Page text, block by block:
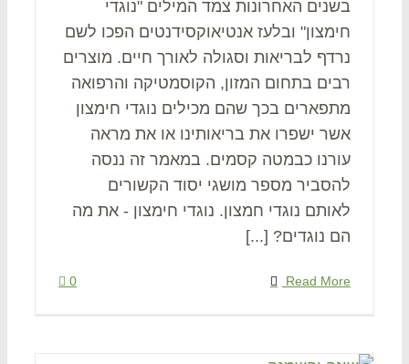
בשנים האחרונות צמד המילים "נוגדי
חימצון" ובלעז אנטיאוקסידנטים הפכו לשם
נרדף לבריאות וסגולה לאורך חיים. מוצרים
רבים בתחום המזון, הקוסמטיקה והרפואה
מתפארים בכך שהם מכילים נוגדי חימצון
אשר ישפרו את בריאותינו או את מראה
עורנו כבמטה קסמים. במאמר זה ננסה
להסביר מספר מושגי יסוד הקשורים
לאותם נוגדי חמצון. נוגדי חימצון - את מה
הם נוגדים? [...]
Read More